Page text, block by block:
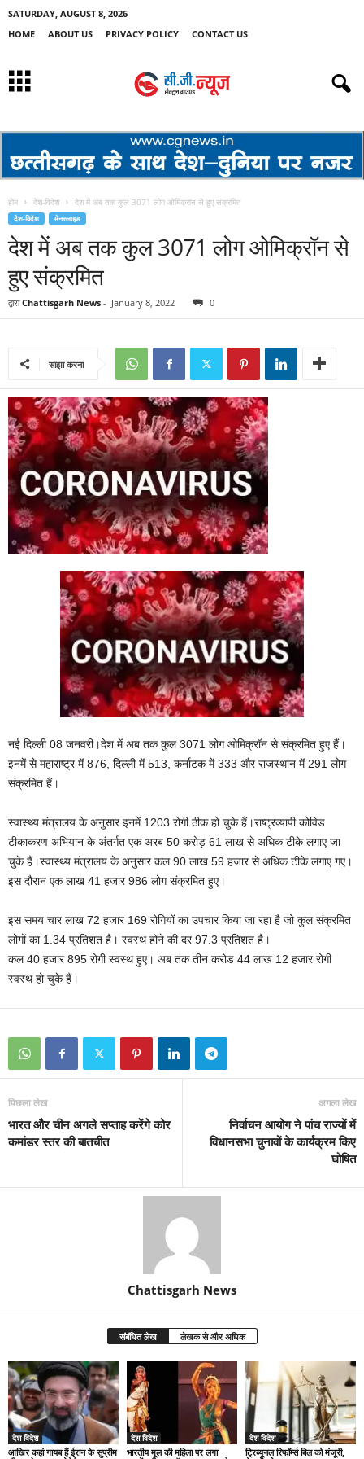
SATURDAY, AUGUST 8, 2026
HOME
ABOUT US PRIVACY POLICY CONTACT US
होम देश-विदेश देश में अब तक कुल 3071 लोग ओमिक्रॉन से हुए संक्रमित
देश-विदेश मेनस्लाइड
देश में अब तक कुल 3071 लोग ओमिक्रॉन से
हुए संक्रमित
द्वारा Chattisgarh News - January 8, 2022 0
साझा करना
नई दिल्ली 08 जनवरी।देश में अब तक कुल 3071 लोग ओमिक्रॉन से संक्रमित हुए हैं।
इनमें से महाराष्ट्र में 876, दिल्ली में 513, कर्नाटक में 333 और राजस्थान में 291 लोग
संक्रमित हैं।
स्वास्थ्य मंत्रालय के अनुसार इनमें 1203 रोगी ठीक हो चुके हैं।राष्‍ट्रव्‍यापी कोविड
टीकाकरण अभियान के अंतर्गत एक अरब 50 करोड़ 61 लाख से अधिक टीके लगाए जा
चुके हैं।स्‍वास्‍थ्‍य मंत्रालय के अनुसार कल 90 लाख 59 हजार से अधिक टीके लगाए गए।
इस दौरान एक लाख 41 हजार 986 लोग संक्रमित हुए।
इस समय चार लाख 72 हजार 169 रोगियों का उपचार किया जा रहा है जो कुल संक्रमित
लोगों का 1.34 प्रतिशत है। स्‍वस्‍थ होने की दर 97.3 प्रतिशत है।
कल 40 हजार 895 रोगी स्‍वस्‍थ हुए। अब तक तीन करोड 44 लाख 12 हजार रोगी
स्‍वस्‍थ हो चुके हैं।
पिछला लेख
भारत और चीन अगले सप्ताह करेंगे कोर
कमांडर स्तर की बातचीत
अगला लेख
निर्वाचन आयोग ने पांच राज्यों में
विधानसभा चुनावों के कार्यक्रम किए
घोषित
Chattisgarh News
संबंधित लेख लेखक से और अधिक
देश-विदेश
आखिर कहां गायब हैं ईरान के सुप्रीम
देश-विदेश
भारतीय मूल की महिला पर लगा
देश-विदेश
ट्रिब्यूनल रिफॉर्म्स बिल को मंजूरी,